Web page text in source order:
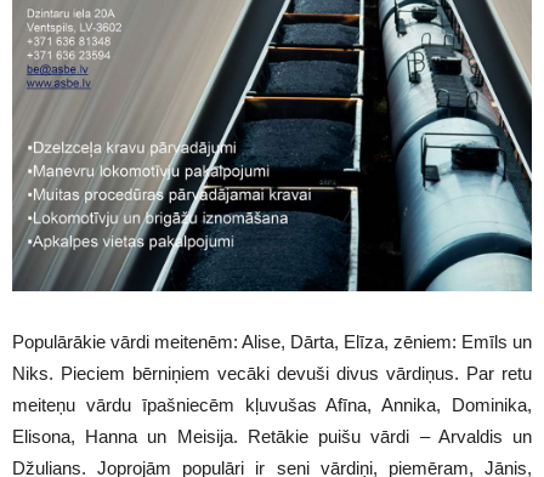
Populārākie vārdi meitenēm: Alise, Dārta, Elīza, zēniem: Emīls un
Niks. Pieciem bērniņiem vecāki devuši divus vārdiņus. Par retu
meiteņu vārdu īpašniecēm kļuvušas Afīna, Annika, Dominika,
Elisona, Hanna un Meisija. Retākie puišu vārdi – Arvaldis un
Džulians. Joprojām populāri ir seni vārdiņi, piemēram, Jānis,